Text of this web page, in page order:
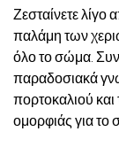
Ζεσταίνετε
παλάμη των
όλο το σώμα.
παραδοσιακά
πορτοκαλιού
ομορφιάς για